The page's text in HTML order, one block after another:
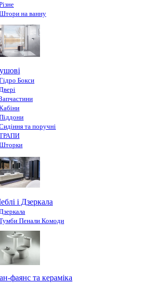
на ванну
Бокси
та поручні
і Дзеркала
Пенали Комоди
фаянс та кераміка